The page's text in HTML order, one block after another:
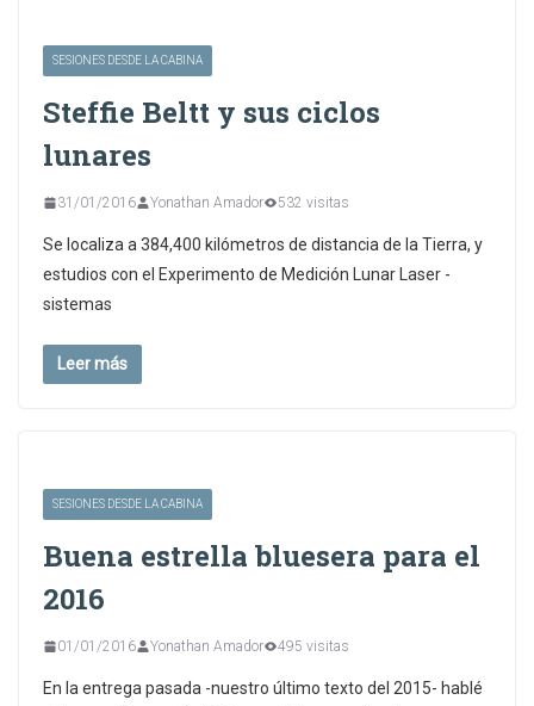
SESIONES DESDE LA CABINA
Steffie Beltt y sus ciclos
lunares
31/01/2016 Yonathan Amador 532 visitas
Se localiza a 384,400 kilómetros de distancia de la Tierra, y
estudios con el Experimento de Medición Lunar Laser -
sistemas
Leer más
SESIONES DESDE LA CABINA
Buena estrella bluesera para el
2016
01/01/2016 Yonathan Amador 495 visitas
En la entrega pasada -nuestro último texto del 2015- hablé